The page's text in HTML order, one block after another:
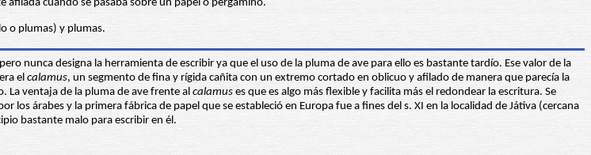
cuando se pasaba sobre un papel o pergamino.
o plumas) y plumas.
nunca designa la herramienta de escribir ya que el uso de la pluma de ave para ello es bastante tardío. Ese valor de la
el calamus, un segmento de fina y rígida cañita con un extremo cortado en oblicuo y afilado de manera que parecía la
La ventaja de la pluma de ave frente al calamus es que es algo más flexible y facilita más el redondear la escritura. Se
árabes y la primera fábrica de papel que se estableció en Europa fue a fines del s. XI en la localidad de Játiva (cercana
bastante malo para escribir en él.